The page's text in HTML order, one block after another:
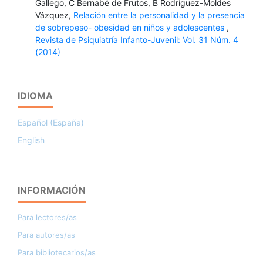
Gallego, C Bernabé de Frutos, B Rodríguez-Moldes
Vázquez, Relación entre la personalidad y la presencia
de sobrepeso- obesidad en niños y adolescentes ,
Revista de Psiquiatría Infanto-Juvenil: Vol. 31 Núm. 4
(2014)
IDIOMA
Español (España)
English
INFORMACIÓN
Para lectores/as
Para autores/as
Para bibliotecarios/as